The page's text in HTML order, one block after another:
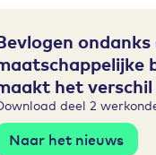
het verschil
deel 2
Naar het nieuws